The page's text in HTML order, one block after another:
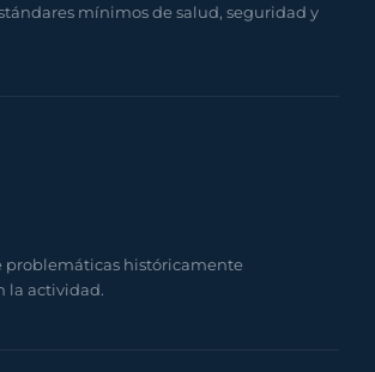
mínimos de salud, seguridad y
problemáticas históricamente
la actividad.